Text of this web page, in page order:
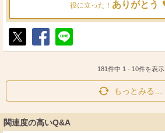
役に立った！ ありがとう
ポ
シ
送
181件中 1 - 10件を表示
もっとみる…
関連度の高いQ&A